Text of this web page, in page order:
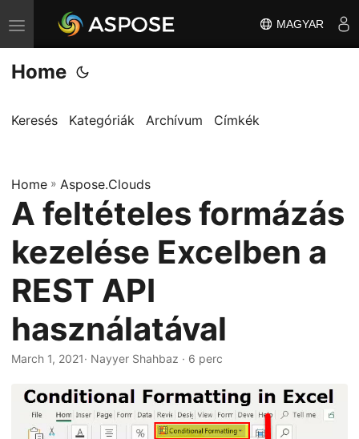
T
o
g
l
a
v
i
g
t
i
o
n
MAGYAR
Home
Keresés Kategóriák Archívum Címkék
Home » Aspose.Clouds
A feltételes formázás
kezelése Excelben a
REST API
használatával
March 1, 2021· Nayyer Shahbaz · 6 perc